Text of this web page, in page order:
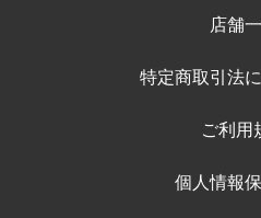
店舗
特定商取引法
ご利用
個人情報